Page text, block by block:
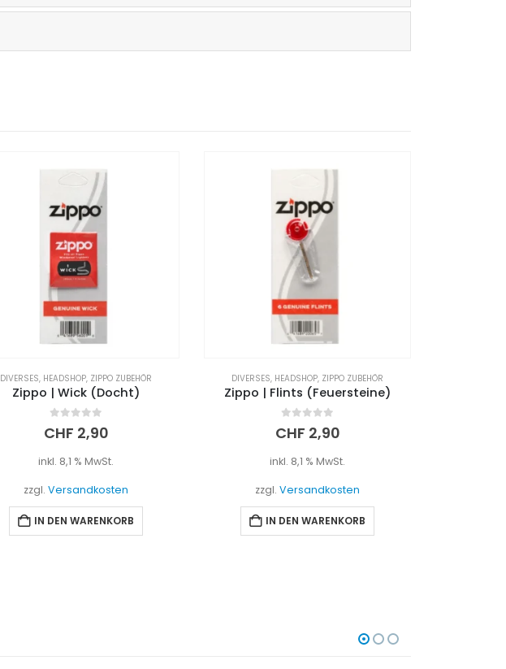
DIVERSES, HEADSHOP, ZIPPO ZUBEHÖR
Zippo | Wick (Docht)
out of 5
CHF 2,90
inkl. 8,1 % MwSt.
zzgl. Versandkosten
IN DEN WARENKORB
DIVERSES, HEADSHOP, ZIPPO ZUBEHÖR
Zippo | Flints (Feuersteine)
out of 5
CHF 2,90
inkl. 8,1 % MwSt.
zzgl. Versandkosten
IN DEN WARENKORB